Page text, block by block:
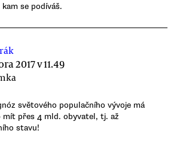
se podíváš.
2017 v 11.49
světového populačního vývoje má
přes 4 mld. obyvatel, tj. až
stavu!